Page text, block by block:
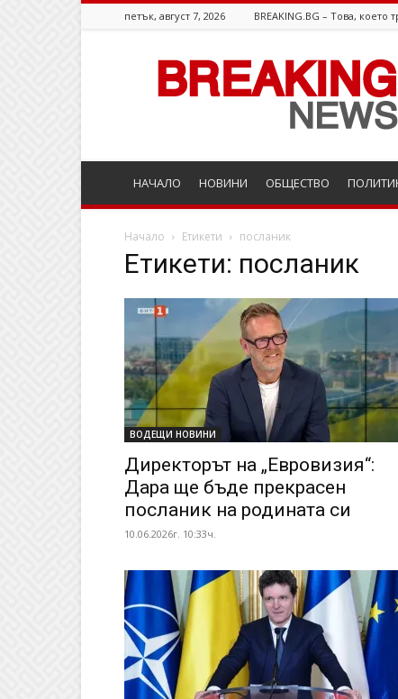
петък, август 7, 2026 BREAKING.BG – Това, което
Breaking.bg
НАЧАЛО НОВИНИ ОБЩЕСТВО
Начало Етикети посланик
Етикети: посланик
ВОДЕЩИ НОВИНИ
Директорът на „Евровизия“:
Дара ще бъде прекрасен
посланик на родината си
10.06.2026г. 10:33ч.